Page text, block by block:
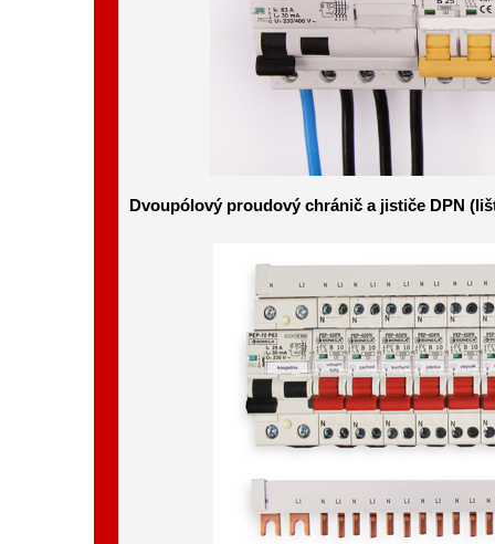
Dvoupólový proudový chránič a jističe DPN